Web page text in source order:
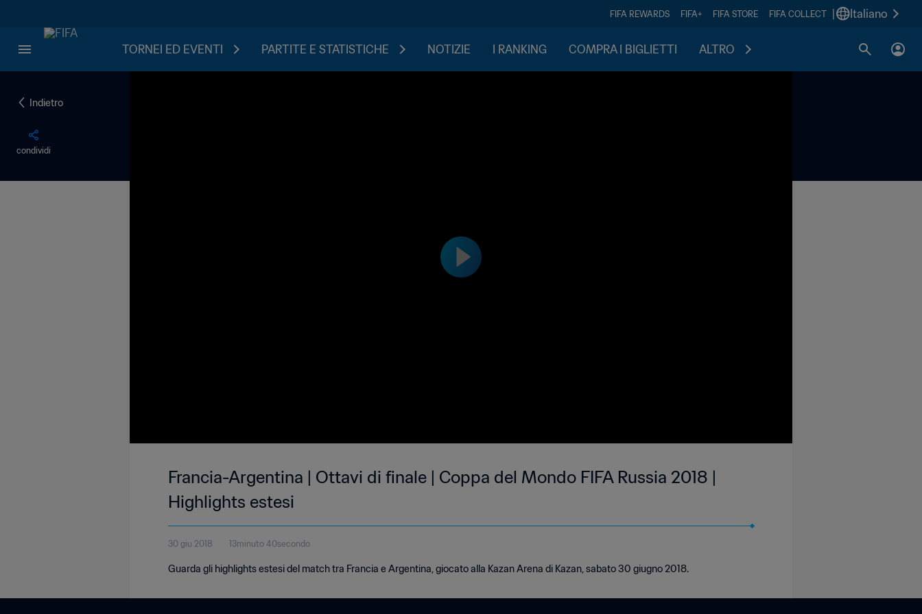
FIFA REWARDS FIFA+ FIFA STORE FIFA COLLECT Italiano
TORNEI ED EVENTI PARTITE E STATISTICHE NOTIZIE I RANKING COMPRA I BIGLIETTI ALTRO
Indietro
condividi
Francia-Argentina | Ottavi di finale | Coppa del Mondo FIFA Russia 2018 |
Highlights estesi
30 giu 2018 13minuto 40secondo
Guarda gli highlights estesi del match tra Francia e Argentina, giocato alla Kazan Arena di Kazan, sabato 30 giugno 2018.